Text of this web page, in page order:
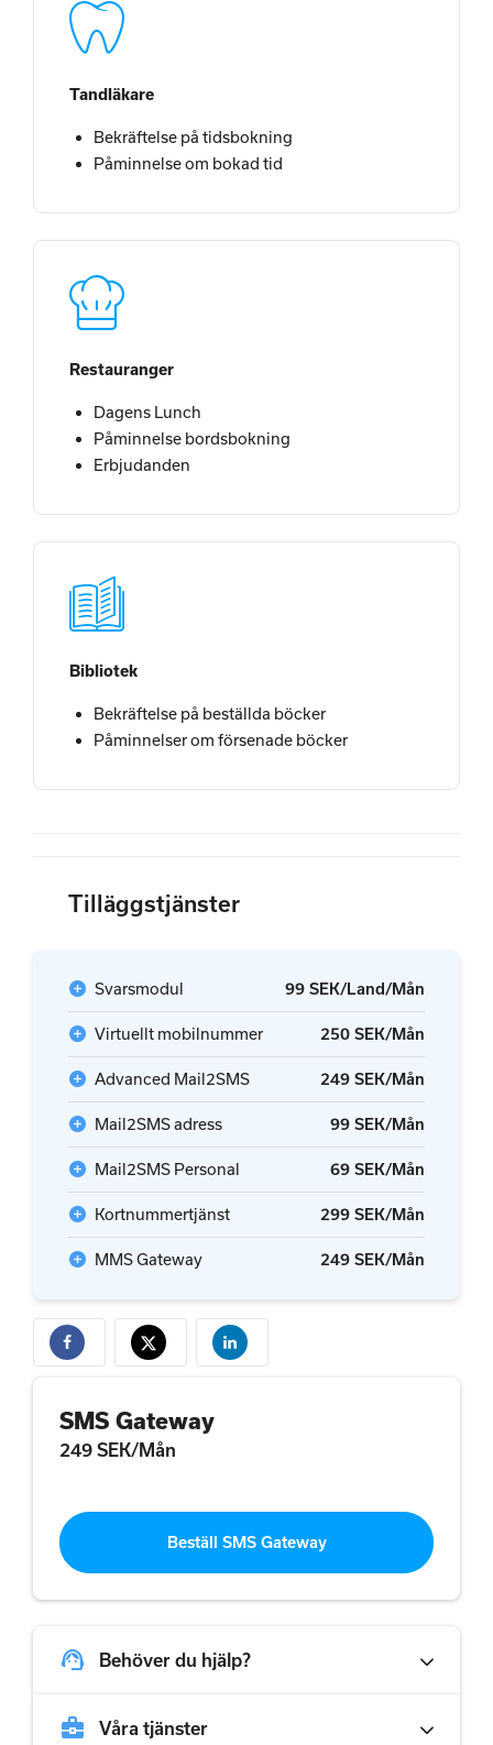
SMS Gateway
249 SEK/Mån
Beställ SMS Gateway
support_agent Behöver du hjälp?
business_center Våra tjänster
Tandläkare
Bekräftelse på tidsbokning
Påminnelse om bokad tid
Restauranger
Dagens Lunch
Påminnelse bordsbokning
Erbjudanden
Bibliotek
Bekräftelse på beställda böcker
Påminnelser om försenade böcker
Tilläggstjänster
add_circle Svarsmodul 99 SEK/Land/Mån
add_circle Virtuellt mobilnummer 250 SEK/Mån
add_circle Advanced Mail2SMS 249 SEK/Mån
add_circle Mail2SMS adress 99 SEK/Mån
add_circle Mail2SMS Personal 69 SEK/Mån
add_circle Kortnummertjänst 299 SEK/Mån
add_circle MMS Gateway 249 SEK/Mån